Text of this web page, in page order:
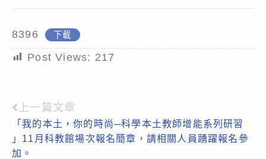
8396 下載
Post Views: 217
Read
more
articles
上一篇文章
「我的本土，你的時尚─科學本土教師增能系列研習
」11月科教館場次報名簡章，請相關人員踴躍報名參
加。